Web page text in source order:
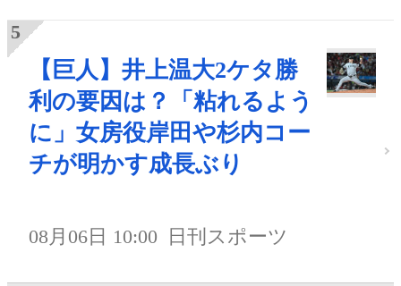
【巨人】井上温大2ケタ勝
利の要因は？「粘れるよう
に」女房役岸田や杉内コー
チが明かす成長ぶり
08月06日 10:00 日刊スポーツ